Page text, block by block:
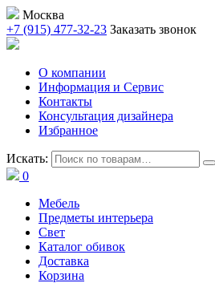
Москва
+7 (915) 477-32-23 Заказать звонок
О компании
Информация и Сервис
Контакты
Консультация дизайнера
Избранное
Искать:
0
Мебель
Предметы интерьера
Свет
Каталог обивок
Доставка
Корзина